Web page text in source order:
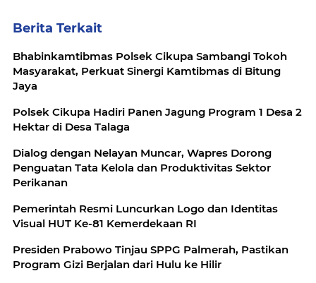
Berita Terkait
Bhabinkamtibmas Polsek Cikupa Sambangi Tokoh
Masyarakat, Perkuat Sinergi Kamtibmas di Bitung
Jaya
Polsek Cikupa Hadiri Panen Jagung Program 1 Desa 2
Hektar di Desa Talaga
Dialog dengan Nelayan Muncar, Wapres Dorong
Penguatan Tata Kelola dan Produktivitas Sektor
Perikanan
Pemerintah Resmi Luncurkan Logo dan Identitas
Visual HUT Ke-81 Kemerdekaan RI
Presiden Prabowo Tinjau SPPG Palmerah, Pastikan
Program Gizi Berjalan dari Hulu ke Hilir